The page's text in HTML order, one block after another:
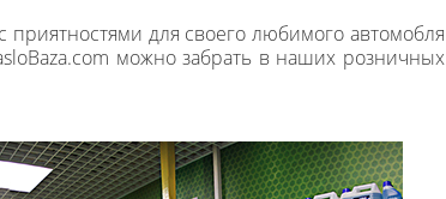
для своего любимого автомобля
можно забрать в наших розничных